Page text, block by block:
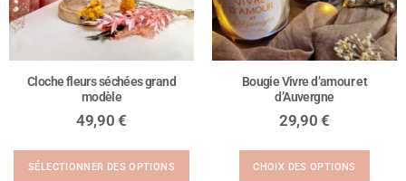
Cloche fleurs séchées grand
modèle
49,90€
SÉLECTIONNER DES OPTIONS
Bougie Vivre d’amour et
d’Auvergne
29,90€
CHOIX DES OPTIONS